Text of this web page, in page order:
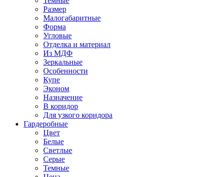
Размер
Малогабаритные
Форма
Угловые
Отделка и материал
Из МДФ
Зеркальные
Особенности
Купе
Эконом
Назначение
В коридор
Для узкого коридора
Гардеробные
Цвет
Белые
Светлые
Серые
Темные